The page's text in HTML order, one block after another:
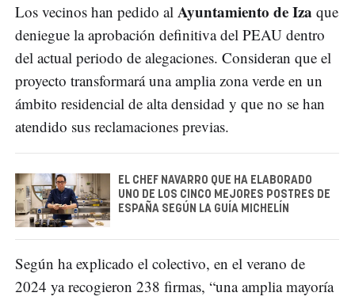
Los vecinos han pedido al Ayuntamiento de Iza que
deniegue la aprobación definitiva del PEAU dentro
del actual periodo de alegaciones. Consideran que el
proyecto transformará una amplia zona verde en un
ámbito residencial de alta densidad y que no se han
atendido sus reclamaciones previas.
EL CHEF NAVARRO QUE HA ELABORADO
UNO DE LOS CINCO MEJORES POSTRES DE
ESPAÑA SEGÚN LA GUÍA MICHELÍN
Según ha explicado el colectivo, en el verano de
2024 ya recogieron 238 firmas, “una amplia mayoría